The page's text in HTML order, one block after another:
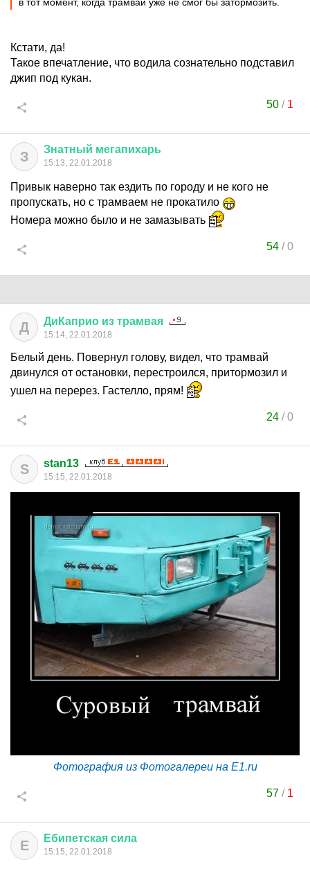
Кстати, да!
Такое впечатление, что водила сознательно подставил
джип под кукан.
50 / 1
З Знатный мегапихарь
15:13, 22.01.2018
Привык наверно так ездить по городу и не кого не
пропускать, но с трамваем не прокатило
Номера можно было и не замазывать
54 /0
Д ДиКаприо из трамвая
15:14, 22.01.2018
Белый день. Повернул голову, видел, что трамвай
двинулся от остановки, перестроился, притормозил и
ушел на перерез. Гастелло, прям!
24 /0
S stan13
15:15, 22.01.2018
Фотография из Фотогалереи на E1.ru
57 / 1
Е Ебипетская сила
15:15, 22.01.2018